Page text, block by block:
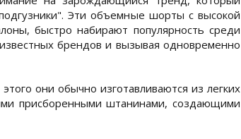
Эти объемные шорты с высокой
быстро набирают популярность среди
брендов и вызывая одновременно
они обычно изготавливаются из легких
присборенными штанинами, создающими